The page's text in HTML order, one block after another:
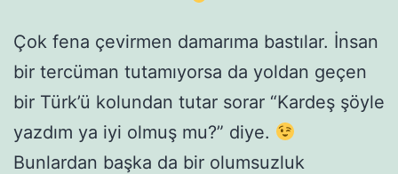
Çok fena çevirmen damarıma bastılar. İnsan
bir tercüman tutamıyorsa da yoldan geçen
bir Türk’ü kolundan tutar sorar “Kardeş şöyle
yazdım ya iyi olmuş mu?” diye.
Bunlardan başka da bir olumsuzluk